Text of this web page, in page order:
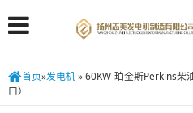
首页»发电机»60KW-珀金斯Perkins柴
口）